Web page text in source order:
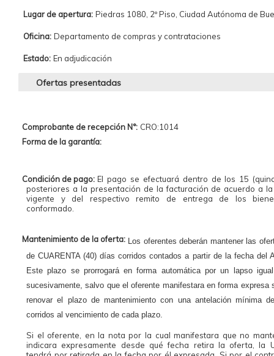
Lugar de apertura: Piedras 1080, 2º Piso, Ciudad Autónoma de
Oficina: Departamento de compras y contrataciones
Estado: En adjudicación
Ofertas presentadas
Comprobante de recepción N°: CRO:1014
Forma de la garantía:
Condición de pago: El pago se efectuará dentro de los 15
posteriores a la presentación de la facturación de acuerdo a
vigente y del respectivo remito de entrega de los
conformado.
Mantenimiento de la oferta: Los oferentes deberán mantener las
de CUARENTA (40) días corridos contados a partir de la fecha del
Este plazo se prorrogará en forma automática por un lapso
sucesivamente, salvo que el oferente manifestara en forma expresa
renovar el plazo de mantenimiento con una antelación mínima
corridos al vencimiento de cada plazo.
Si el oferente, en la nota por la cual manifestara que no
indicara expresamente desde qué fecha retira la oferta, la